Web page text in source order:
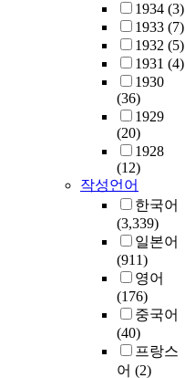
1934 (3)
1933 (7)
1932 (5)
1931 (4)
1930
(36)
1929
(20)
1928
(12)
작성언어
한국어
(3,339)
일본어
(911)
영어
(176)
중국어
(40)
프랑스
어 (2)